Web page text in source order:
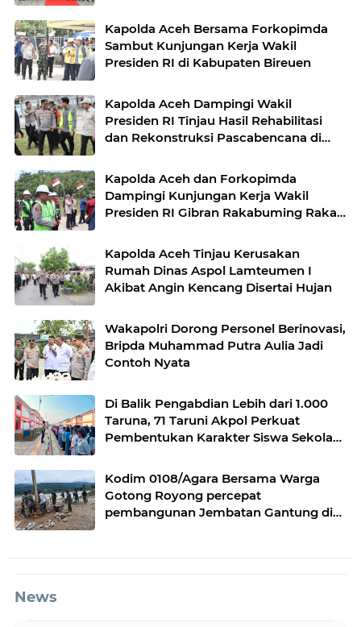
Kapolda Aceh Bersama Forkopimda
Sambut Kunjungan Kerja Wakil
Presiden RI di Kabupaten Bireuen
Kapolda Aceh Dampingi Wakil
Presiden RI Tinjau Hasil Rehabilitasi
dan Rekonstruksi Pascabencana di
Kapolda Aceh dan Forkopimda
Dampingi Kunjungan Kerja Wakil
Presiden RI Gibran Rakabuming Raka
Kapolda Aceh Tinjau Kerusakan
Rumah Dinas Aspol Lamteumen I
Akibat Angin Kencang Disertai Hujan
Wakapolri Dorong Personel Berinovasi,
Bripda Muhammad Putra Aulia Jadi
Contoh Nyata
Di Balik Pengabdian Lebih dari 1.000
Taruna, 71 Taruni Akpol Perkuat
Pembentukan Karakter Siswa Sekolah
Kodim 0108/Agara Bersama Warga
Gotong Royong percepat
pembangunan Jembatan Gantung di
News